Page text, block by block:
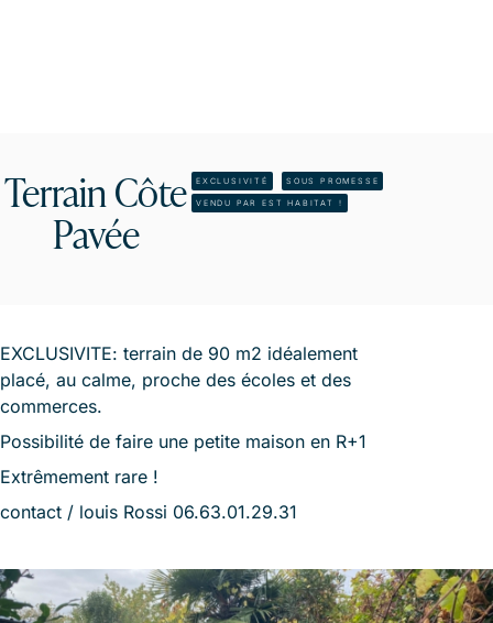
Terrain Côte
Pavée
EXCLUSIVITÉ SOUS PROMESSE
VENDU PAR EST HABITAT !
EXCLUSIVITE: terrain de 90 m2 idéalement
placé, au calme, proche des écoles et des
commerces.
Possibilité de faire une petite maison en R+1
Extrêmement rare !
contact / louis Rossi 06.63.01.29.31